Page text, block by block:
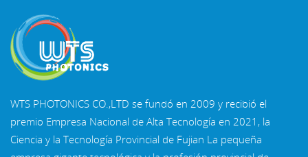
WTS PHOTONICS CO.,LTD se fundó en 2009 y recibió el
premio Empresa Nacional de Alta Tecnología en 2021, la
Ciencia y la Tecnología Provincial de Fujian La pequeña